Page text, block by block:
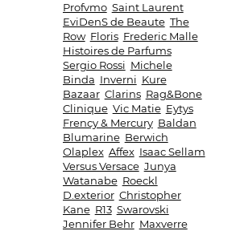
Profvmo Saint Laurent
EviDenS de Beaute The
Row Floris Frederic Malle
Histoires de Parfums
Sergio Rossi Michele
Binda Inverni Kure
Bazaar Clarins Rag&Bone
Clinique Vic Matie Eytys
Frency & Mercury Baldan
Blumarine Berwich
Olaplex Affex Isaac Sellam
Versus Versace Junya
Watanabe Roeckl
D.exterior Christopher
Kane R13 Swarovski
Jennifer Behr Maxverre